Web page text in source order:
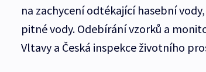
na zachycení odtékající hasební
pitné vody. Odebírání vzorků a
Vltavy a Česká inspekce životního